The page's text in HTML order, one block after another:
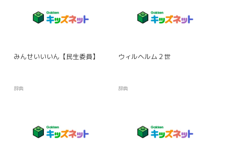
みんせいいいん【民生委員】
辞典
ウィルヘルム２世
辞典